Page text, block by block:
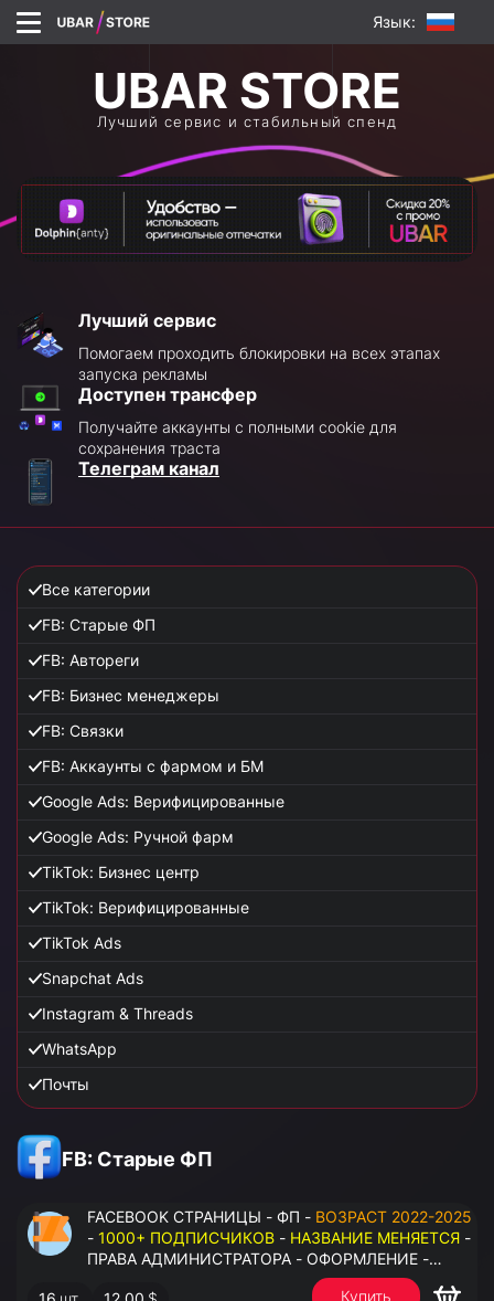
Язык:
Лучший сервис и стабильный спенд
Лучший сервис
Помогаем проходить блокировки на всех этапах
запуска рекламы
Доступен трансфер
Получайте аккаунты с полными cookie для
сохранения траста
Телеграм канал
Все категории
FB: Старые ФП
FB: Автореги
FB: Бизнес менеджеры
FB: Связки
FB: Аккаунты с фармом и БМ
Google Ads: Верифицированные
Google Ads: Ручной фарм
TikTok: Бизнес центр
TikTok: Верифицированные
TikTok Ads
Snapchat Ads
Instagram & Threads
WhatsApp
Почты
FB: Старые ФП
FACEBOOK СТРАНИЦЫ - ФП - ВОЗРАСТ 2022-2025
- 1000+ ПОДПИСЧИКОВ - НАЗВАНИЕ МЕНЯЕТСЯ -
ПРАВА АДМИНИСТРАТОРА - ОФОРМЛЕНИЕ -
ЗАПОЛНЕННАЯ ИНФОРМАЦИЯ - ПОД ВСЕ ГЕО
Купить